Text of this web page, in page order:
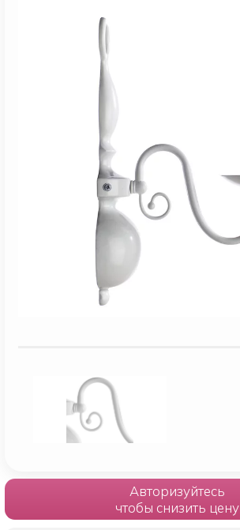
Авторизуйтесь
чтобы снизить цену